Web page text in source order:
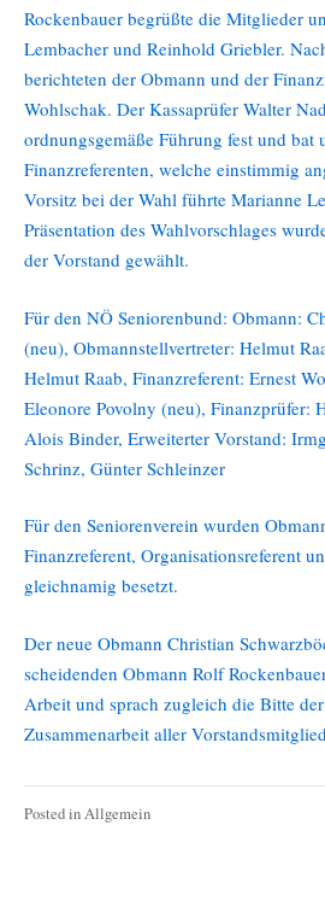
Rockenbauer begrüßte die Mitglieder
Lembacher und Reinhold Griebler.
berichteten der Obmann und der
Wohlschak. Der Kassaprüfer Walter
ordnungsgemäße Führung fest und bat
Finanzreferenten, welche einstimmig
Vorsitz bei der Wahl führte Marianne
Präsentation des Wahlvorschlages
der Vorstand gewählt.
Für den NÖ Seniorenbund: Obmann:
(neu), Obmannstellvertreter: Helmut
Helmut Raab, Finanzreferent: Ernest
Eleonore Povolny (neu), Finanzprüfer:
Alois Binder, Erweiterter Vorstand:
Schrinz, Günter Schleinzer
Für den Seniorenverein wurden
Finanzreferent, Organisationsreferent
gleichnamig besetzt.
Der neue Obmann Christian
scheidenden Obmann Rolf
Arbeit und sprach zugleich die Bitte
Zusammenarbeit aller
Posted inAllgemein